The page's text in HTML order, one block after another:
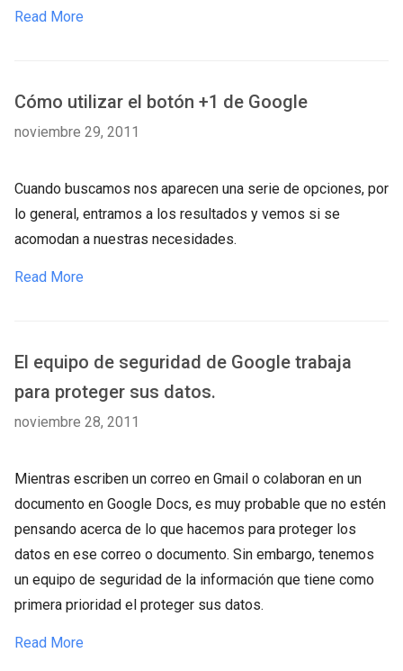
Read More
Cómo utilizar el botón +1 de Google
noviembre 29, 2011
Cuando buscamos nos aparecen una serie de opciones, por
lo general, entramos a los resultados y vemos si se
acomodan a nuestras necesidades.
Read More
El equipo de seguridad de Google trabaja
para proteger sus datos.
noviembre 28, 2011
Mientras escriben un correo en Gmail o colaboran en un
documento en Google Docs, es muy probable que no estén
pensando acerca de lo que hacemos para proteger los
datos en ese correo o documento. Sin embargo, tenemos
un equipo de seguridad de la información que tiene como
primera prioridad el proteger sus datos.
Read More